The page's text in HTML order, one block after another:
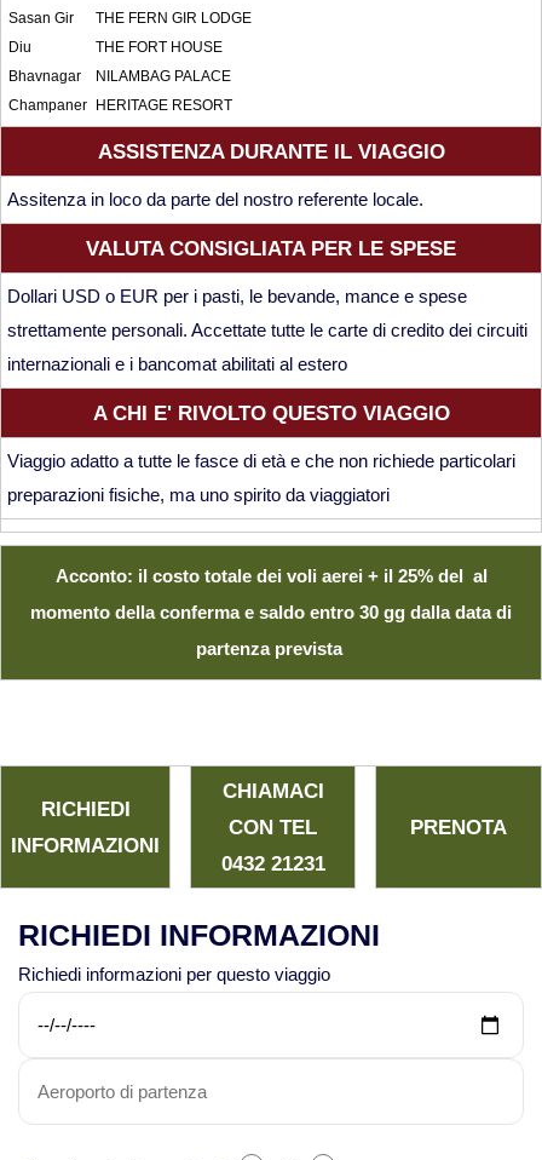
Sasan Gir
THE FERN GIR LODGE
Diu
THE FORT HOUSE
Bhavnagar
NILAMBAG PALACE
Champaner
HERITAGE RESORT
ASSISTENZA DURANTE IL VIAGGIO
Assitenza in loco da parte del nostro referente locale.
VALUTA CONSIGLIATA PER LE SPESE
Dollari USD o EUR per i pasti, le bevande, mance e spese
strettamente personali. Accettate tutte le carte di credito dei circuiti
internazionali e i bancomat abilitati al estero
A CHI E' RIVOLTO QUESTO VIAGGIO
Viaggio adatto a tutte le fasce di età e che non richiede particolari
preparazioni fisiche, ma uno spirito da viaggiatori
Acconto: il costo totale dei voli aerei + il 25% del al
momento della conferma e saldo entro 30 gg dalla data di
partenza prevista
RICHIEDI
INFORMAZIONI
CHIAMACI
CON TEL
0432 21231
PRENOTA
RICHIEDI INFORMAZIONI
Richiedi informazioni per questo viaggio